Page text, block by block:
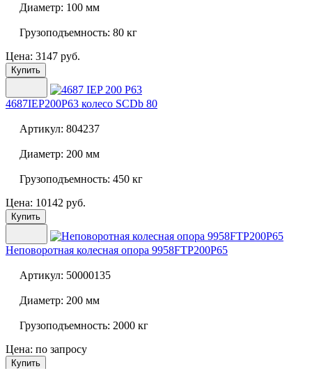
Диаметр: 100 мм
Грузоподъемность: 80 кг
Цена: 3147 руб.
Купить
4687IEP200P63 колесо SCDb 80
Артикул: 804237
Диаметр: 200 мм
Грузоподъемность: 450 кг
Цена: 10142 руб.
Купить
Неповоротная колесная опора 9958FTP200P65
Артикул: 50000135
Диаметр: 200 мм
Грузоподъемность: 2000 кг
Цена: по запросу
Купить